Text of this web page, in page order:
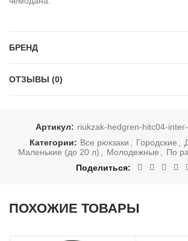
БРЕНД
ОТЗЫВЫ (0)
Артикул: riukzak-hedgren-hitc04-
Категории: Все рюкзаки , Городские ,
Маленькие (до 20 л) , Молодежные , По
Поделиться
ПОХОЖИЕ ТОВАРЫ